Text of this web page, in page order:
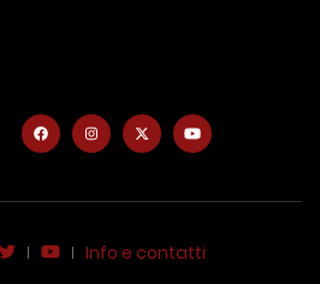
Info e contatti